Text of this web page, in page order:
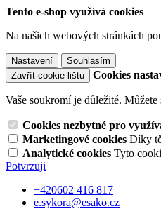
Tento e-shop využívá cookies
Na našich webových stránkách
Nastavení
Souhlasím
Zavřít cookie lištu
Cookies
Vaše soukromí je důležité.
Cookies nezbytné pro
Marketingové cookies Díky
Analytické cookies Tyto
Potvrzuji
+420602 416 817
e.sykora@esako.cz